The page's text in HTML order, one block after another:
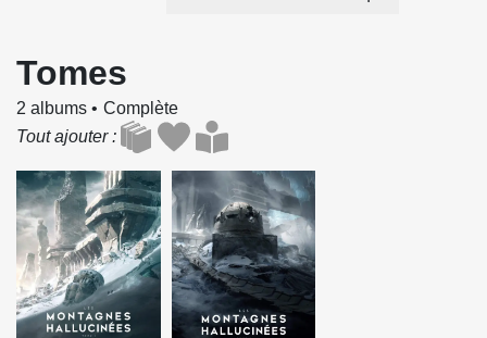
Tomes
2 albums
Complète
Tout ajouter